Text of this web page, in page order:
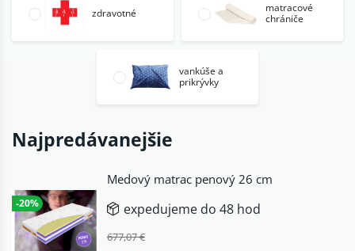
zdravotné
matracové
chrániče
vankúše a
prikrývky
Najpredávanejšie
-20%
Medový matrac penový 26 cm
expedujeme do 48 hod
677,07 €